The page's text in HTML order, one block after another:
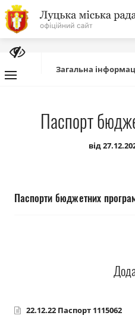
На
головну
сайту
Про
Загальна
Паспорт
від
Паспорти бюджетних
22.12.22 Паспорт 1115062